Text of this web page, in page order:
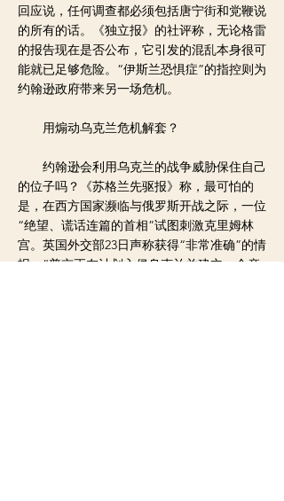
回应说，任何调查都必须包括唐宁街和党鞭说
的所有的话。《独立报》的社评称，无论格雷
的报告现在是否公布，它引发的混乱本身很可
能就已足够危险。“伊斯兰恐惧症”的指控则为
约翰逊政府带来另一场危机。
用煽动乌克兰危机解套？
约翰逊会利用乌克兰的战争威胁保住自己
的位子吗？《苏格兰先驱报》称，最可怕的
是，在西方国家濒临与俄罗斯开战之际，一位
“绝望、谎话连篇的首相”试图刺激克里姆林
宫。英国外交部23日声称获得“非常准确”的情
报：“普京正在计划入侵乌克兰并建立一个亲